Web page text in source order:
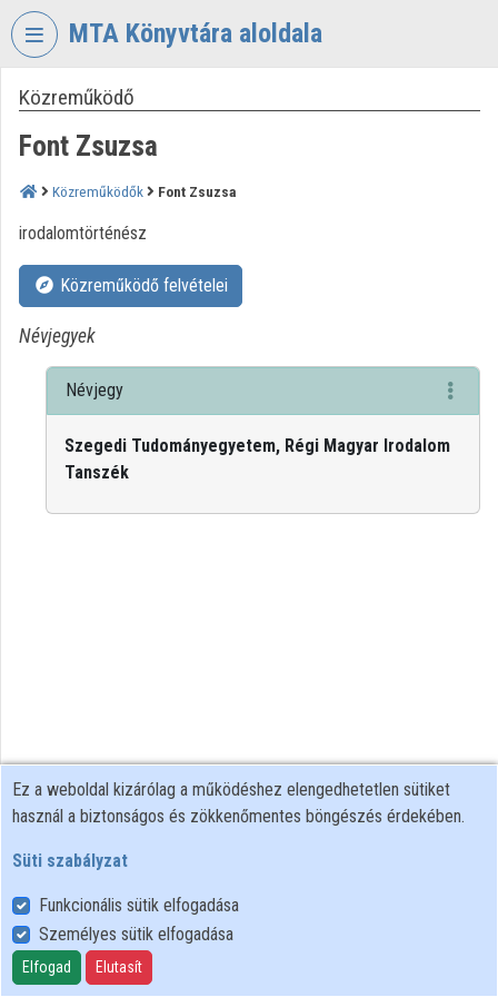
Fejléc kihagyása
MTA Könyvtára aloldala
VIDEOTORIUM
MAGYAR
TUDOMÁNYOS
KÖNYVTÁRA
Intézményi kezdőlap
Bejelentkezés
Intézményi felfedezés
Intézményi listák
Intézmények
Közreműködő
Font Zsuzsa
Közreműködők Font Zsuzsa
irodalomtörténész
Közreműködő felvételei
Névjegyek
Névjegy
Szegedi Tudományegyetem, Régi Magyar Irodalom
Tanszék
Felhasználói szabályzat
Adatkezelési tájékoztató
Süti szabályzat
Ez a weboldal kizárólag a működéshez elengedhetetlen sütiket
használ a biztonságos és zökkenőmentes böngészés érdekében.
Süti szabályzat
Funkcionális sütik elfogadása
Személyes sütik elfogadása
Elfogad Elutasít